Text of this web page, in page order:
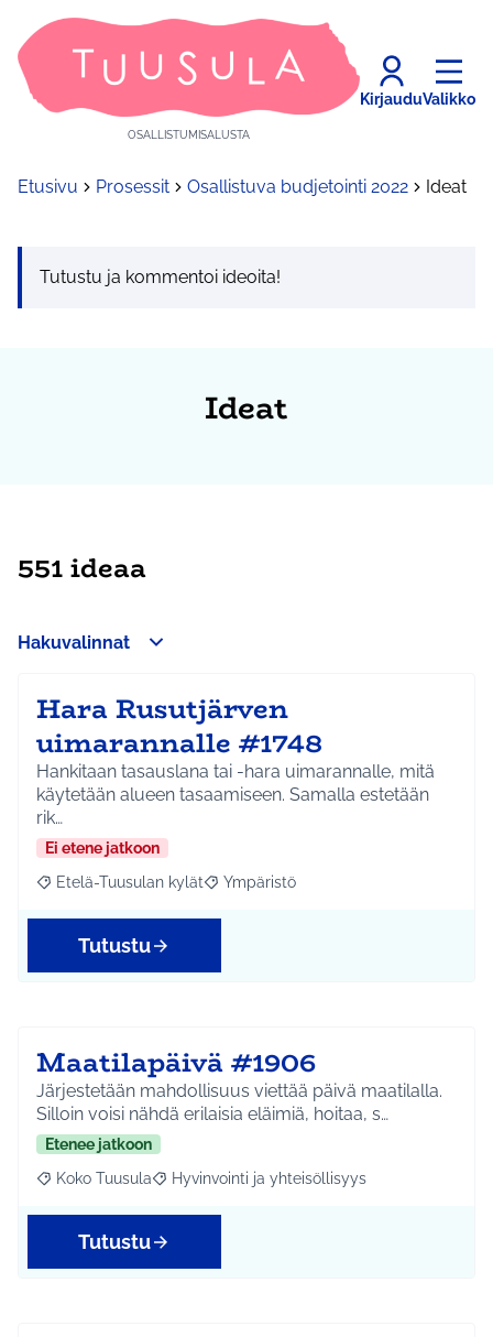
OSALLISTUMISALUSTA
KirjauduValikko
Etusivu Prosessit Osallistuva budjetointi 2022 Ideat
Tutustu ja kommentoi ideoita!
Ideat
551 ideaa
Hakuvalinnat
Hara Rusutjärven
uimarannalle #1748
Hankitaan tasauslana tai -hara uimarannalle, mitä
käytetään alueen tasaamiseen. Samalla estetään
rik…
Ei etene jatkoon
Rajaa tulokset aihepiirin mukaan: Etelä-Tuusulan kylät
Etelä-Tuusulan kylät Rajaa tulokset teeman mukaan:
Ympäristö
Tutustu
Maatilapäivä #1906
Järjestetään mahdollisuus viettää päivä maatilalla.
Silloin voisi nähdä erilaisia eläimiä, hoitaa, s…
Etenee jatkoon
Rajaa tulokset aihepiirin mukaan: Koko Tuusula
Koko Tuusula Rajaa tulokset teeman mukaan: Hyvinvointi ja
Hyvinvointi ja yhteisöllisyys
Tutustu